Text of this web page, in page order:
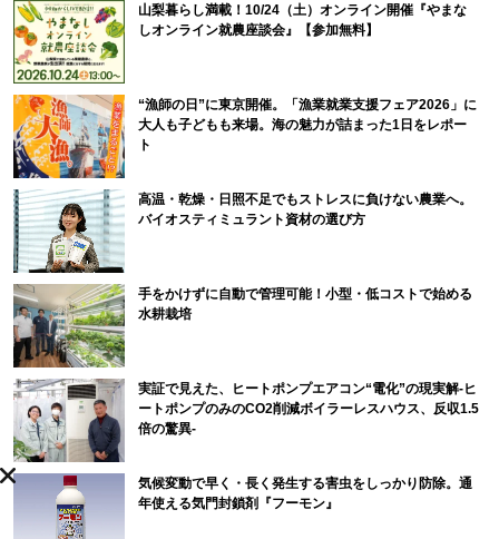
山梨暮らし満載！10/24（土）オンライン開催『やまな
しオンライン就農座談会』【参加無料】
“漁師の日”に東京開催。「漁業就業支援フェア2026」に
大人も子どもも来場。海の魅力が詰まった1日をレポー
ト
高温・乾燥・日照不足でもストレスに負けない農業へ。
バイオスティミュラント資材の選び方
手をかけずに自動で管理可能！小型・低コストで始める
水耕栽培
実証で見えた、ヒートポンプエアコン“電化”の現実解-ヒ
ートポンプのみのCO2削減ボイラーレスハウス、反収1.5
倍の驚異-
気候変動で早く・長く発生する害虫をしっかり防除。通
年使える気門封鎖剤『フーモン』